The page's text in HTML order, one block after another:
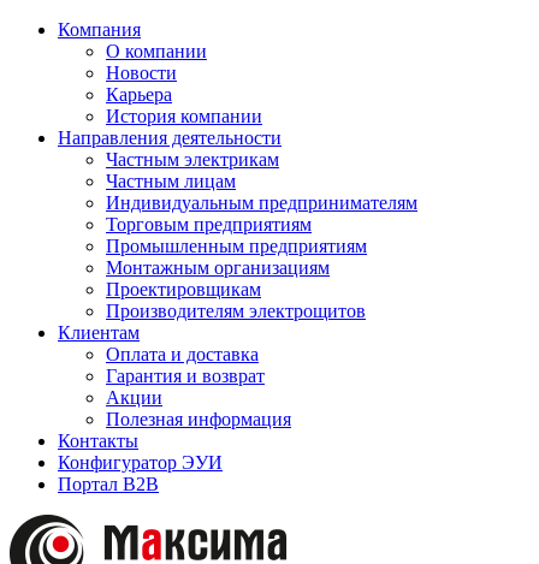
Компания
О компании
Новости
Карьера
История компании
Направления деятельности
Частным электрикам
Частным лицам
Индивидуальным предпринимателям
Торговым предприятиям
Промышленным предприятиям
Монтажным организациям
Проектировщикам
Производителям электрощитов
Клиентам
Оплата и доставка
Гарантия и возврат
Акции
Полезная информация
Контакты
Конфигуратор ЭУИ
Портал B2B